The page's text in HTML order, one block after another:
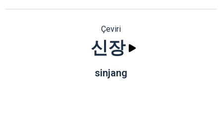
Çeviri
신장
sinjang